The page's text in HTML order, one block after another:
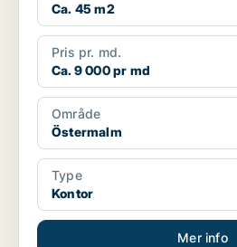
Ca. 45 m2
Pris pr. md.
Ca. 9 000 pr md
Område
Östermalm
Type
Kontor
Mer info